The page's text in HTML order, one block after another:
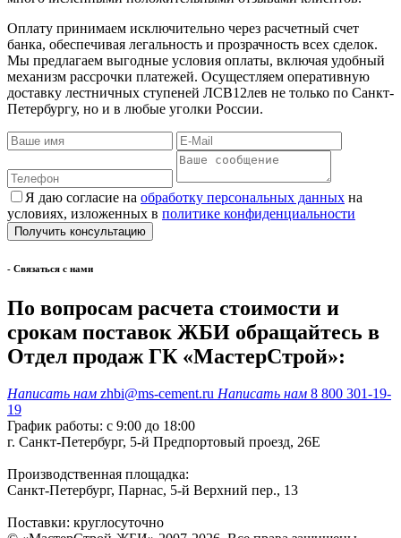
Оплату принимаем исключительно через расчетный счет
банка, обеспечивая легальность и прозрачность всех сделок.
Мы предлагаем выгодные условия оплаты, включая удобный
механизм рассрочки платежей. Осущестляем оперативную
доставку лестничных ступеней ЛСВ12лев не только по Санкт-
Петербургу, но и в любые уголки России.
Я даю согласие на обработку персональных данных на
условиях, изложенных в политике конфиденциальности
- Cвязаться с нами
По вопросам расчета стоимости и
срокам поставок ЖБИ обращайтесь в
Отдел продаж ГК «МастерСтрой»:
Написать нам zhbi@ms-cement.ru Написать нам 8 800 301-19-
19
График работы: с 9:00 до 18:00
г. Санкт-Петербург, 5-й Предпортовый проезд, 26Е
Производственная площадка:
Санкт-Петербург, Парнас, 5-й Верхний пер., 13
Поставки: круглосуточно